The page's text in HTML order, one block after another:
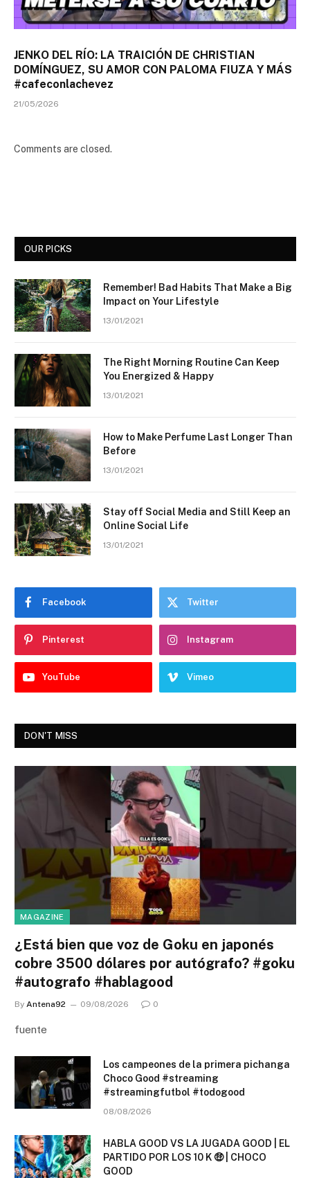
JENKO DEL RÍO: LA TRAICIÓN DE CHRISTIAN
DOMÍNGUEZ, SU AMOR CON PALOMA FIUZA Y MÁS
#cafeconlachevez
21/05/2026
Comments are closed.
OUR PICKS
Remember! Bad Habits That Make a Big
Impact on Your Lifestyle
13/01/2021
The Right Morning Routine Can Keep
You Energized & Happy
13/01/2021
How to Make Perfume Last Longer Than
Before
13/01/2021
Stay off Social Media and Still Keep an
Online Social Life
13/01/2021
Facebook Twitter
Pinterest Instagram
YouTube Vimeo
DON'T MISS
MAGAZINE
¿Está bien que voz de Goku en japonés
cobre 3500 dólares por autógrafo? #goku
#autografo #hablagood
By Antena92 09/08/2026 0
fuente
Los campeones de la primera pichanga
Choco Good #streaming
#streamingfutbol #todogood
08/08/2026
HABLA GOOD VS LA JUGADA GOOD | EL
PARTIDO POR LOS 10 K 🤑 | CHOCO
GOOD